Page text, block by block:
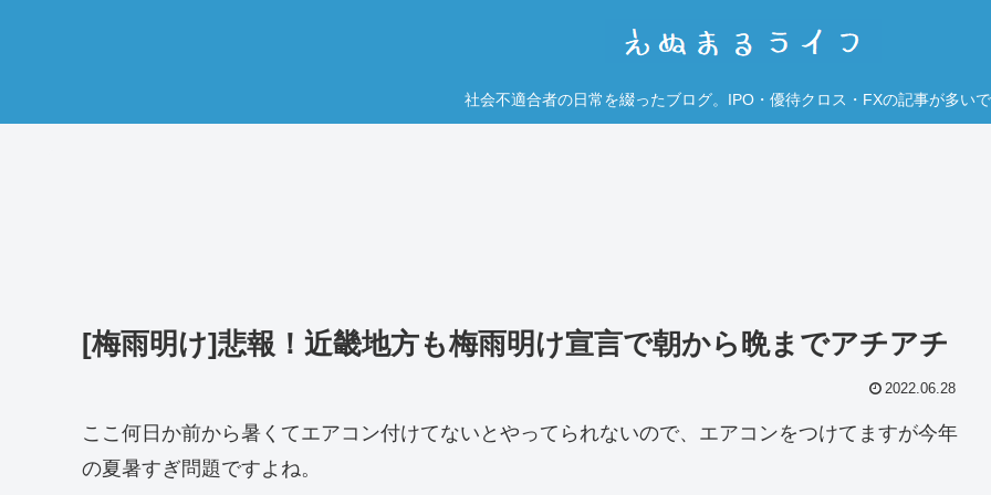
社会不適合者の日常を綴ったブログ。IPO・優待クロス・FXの記事が多い
[梅雨明け]悲報！近畿地方も梅雨明け宣言で朝から晩までアチアチ
2022.06.28
ここ何日か前から暑くてエアコン付けてないとやってられないので、エアコンをつけてますが今年
の夏暑すぎ問題ですよね。